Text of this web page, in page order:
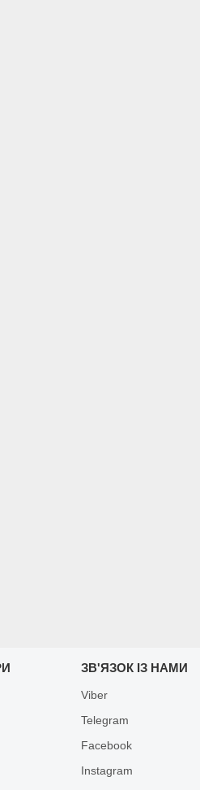
ЗВ'ЯЗОК ІЗ НАМИ
Viber
Telegram
Facebook
Іnstagram